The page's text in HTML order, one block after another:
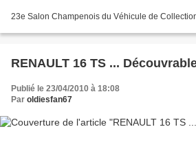
23e Salon Champenois du Véhicule de
RENAULT 16 TS ...
Publié le 23/04/2010 à 18:08
Par oldiesfan67